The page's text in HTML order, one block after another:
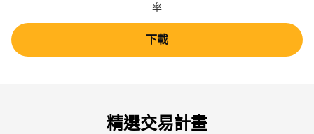
率
下載
精選交易計畫